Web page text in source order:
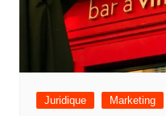
Juridique Marketing